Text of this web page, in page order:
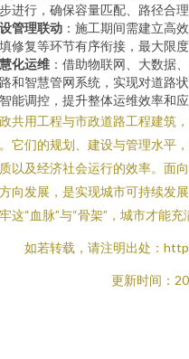
进行，确保容量匹配、路径合
管理联动 ：施工期间需建立高
修复等环节有序衔接，最大限
化运维 ：借助物联网、大数据
和智慧管网系统，实现对道路
能调控，提升整体运维效率和应
共用工程与市政道路工程建筑
它们的规划、建设与管理水平
以及经济社会运行的效率。面
向发展，是实现城市可持续发
这“血脉”与“骨架”，城市才能充
如若转载，请注明出处：
更新时间：